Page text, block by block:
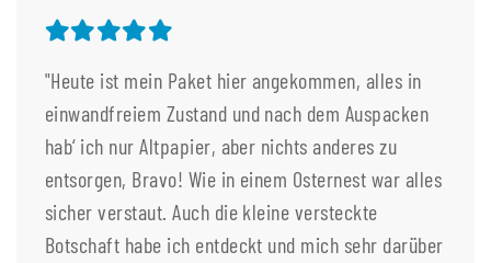
"Heute ist mein Paket hier angekommen, alles in
einwandfreiem Zustand und nach dem Auspacken
hab‘ ich nur Altpapier, aber nichts anderes zu
entsorgen, Bravo! Wie in einem Osternest war alles
sicher verstaut. Auch die kleine versteckte
Botschaft habe ich entdeckt und mich sehr darüber